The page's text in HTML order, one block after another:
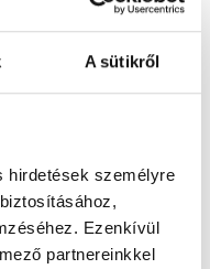
A sütikről
hirdetések személyre
Ezenkívül
partnereinkkel